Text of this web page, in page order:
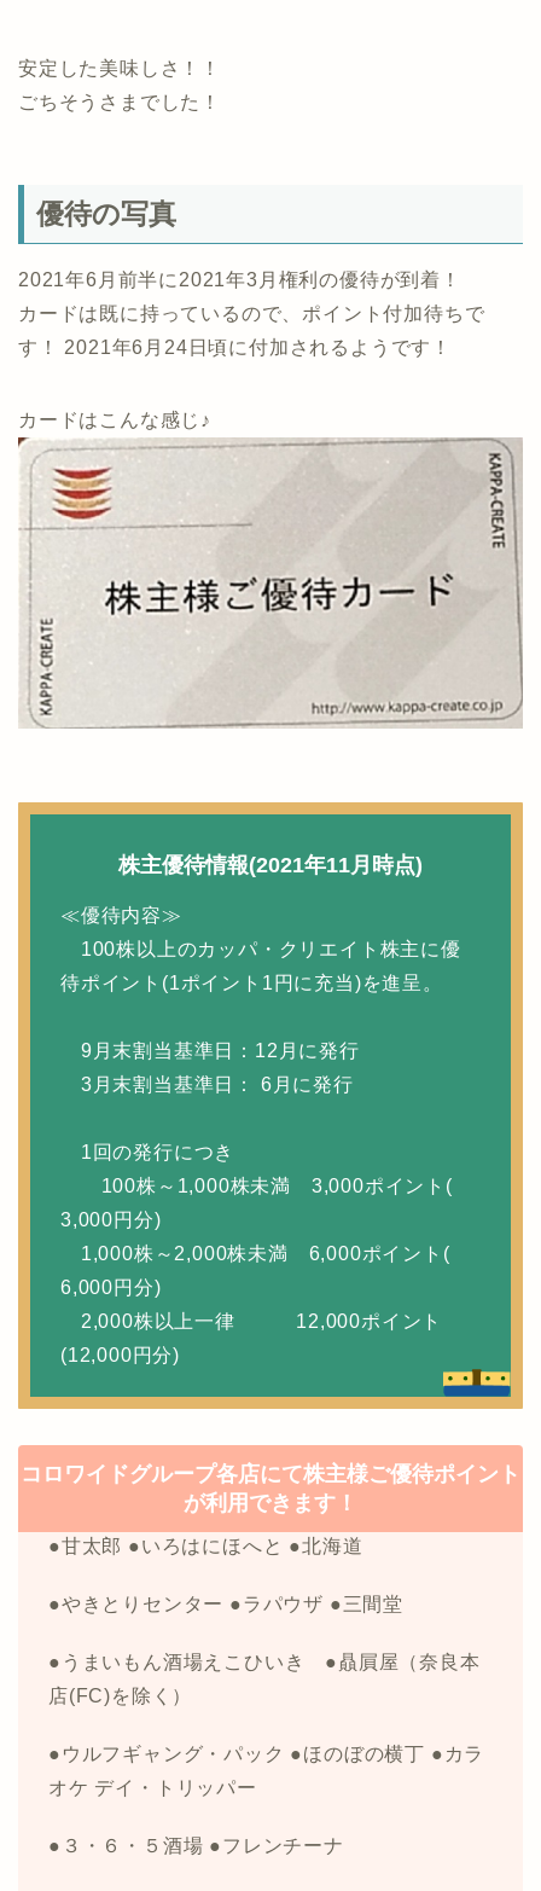
安定した美味しさ！！
ごちそうさまでした！
優待の写真
2021年6月前半に2021年3月権利の優待が到着！
カードは既に持っているので、ポイント付加待ちで
す！ 2021年6月24日頃に付加されるようです！
カードはこんな感じ♪
株主優待情報(2021年11月時点)
≪優待内容≫
100株以上のカッパ・クリエイト株主に優
待ポイント(1ポイント1円に充当)を進呈。
9月末割当基準日：12月に発行
3月末割当基準日： 6月に発行
1回の発行につき
100株～1,000株未満 3,000ポイント(
3,000円分)
1,000株～2,000株未満 6,000ポイント(
6,000円分)
2,000株以上一律 12,000ポイント
(12,000円分)
コロワイドグループ各店にて株主様ご優待ポイント
が利用できます！
●甘太郎 ●いろはにほへと ●北海道
●やきとりセンター ●ラパウザ ●三間堂
●うまいもん酒場えこひいき ●贔屓屋（奈良本
店(FC)を除く）
●ウルフギャング・パック ●ほのぼの横丁 ●カラ
オケ デイ・トリッパー
●３・６・５酒場 ●フレンチーナ